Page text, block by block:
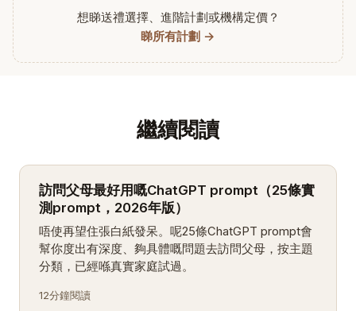
想睇送禮選擇、進階計劃或機構定價？
睇所有計劃 →
繼續閱讀
訪問父母最好用嘅ChatGPT prompt（25條實
測prompt，2026年版）
唔使再望住張白紙發呆。呢25條ChatGPT prompt會
幫你度出有深度、夠具體嘅問題去訪問父母，按主題
分類，已經喺真實家庭試過。
12分鐘閱讀